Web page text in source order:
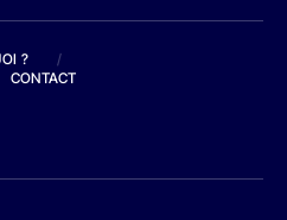
?
/
CONTACT